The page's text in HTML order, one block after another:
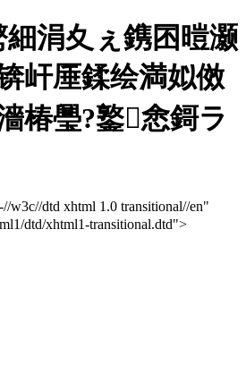
涓夊ぇ鎸囨暟灏
屽厜鍒绘満姒傚
椿璺?鐜悆鎶ラ
w3c//dtd xhtml 1.0 transitional//en"
dtd/xhtml1-transitional.dtd">